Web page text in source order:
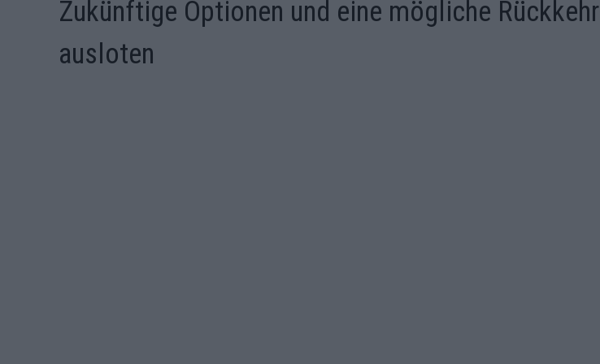
Zukünftige Optionen und eine mögliche Rückkehr
ausloten